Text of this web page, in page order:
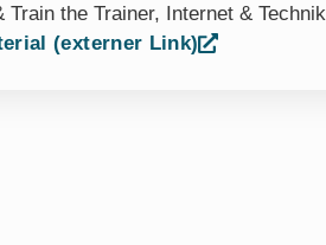
Train the Trainer, Internet & Technik
(externer Link)